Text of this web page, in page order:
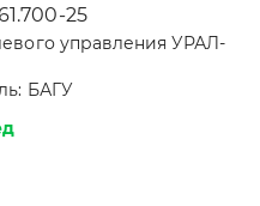
25
управления УРАЛ-
БАГУ